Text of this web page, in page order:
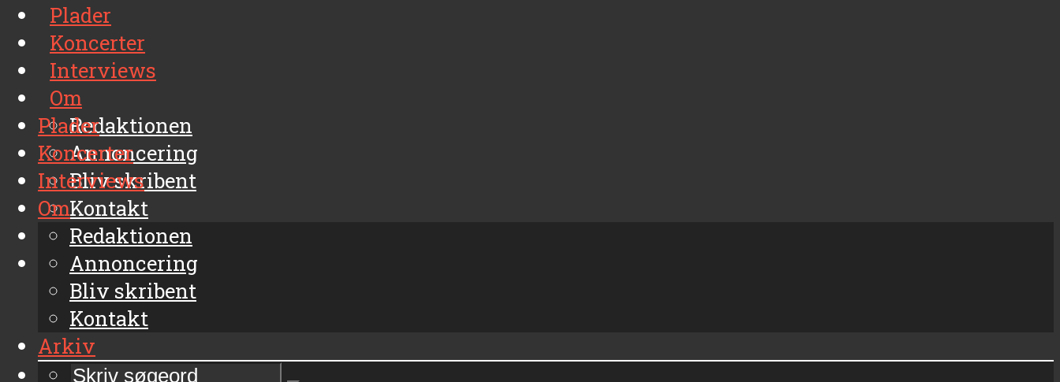
Plader
Koncerter
Interviews
Om
Redaktionen
Annoncering
Bliv skribent
Kontakt
Arkiv
Plader
Koncerter
Interviews
Om
Redaktionen
Annoncering
Bliv skribent
Kontakt
Arkiv